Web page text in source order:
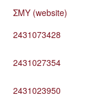
ΣΜΥ (website)
2431073428
2431027354
2431023950